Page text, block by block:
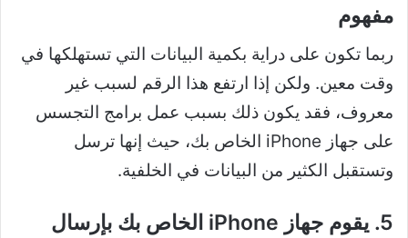
مفهوم
ربما تكون على دراية بكمية البيانات التي تستهلكها في
وقت معين. ولكن إذا ارتفع هذا الرقم لسبب غير
معروف، فقد يكون ذلك بسبب عمل برامج التجسس
على جهاز iPhone الخاص بك، حيث إنها ترسل
وتستقبل الكثير من البيانات في الخلفية.
5. يقوم جهاز iPhone الخاص بك بإرسال